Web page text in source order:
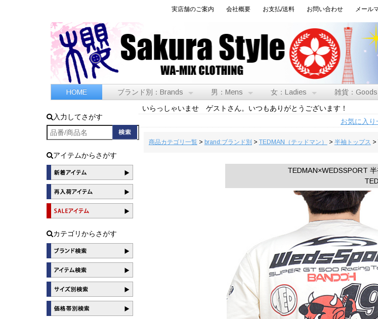
実店舗のご案内 会社概要 お支払/送料 お問い合わせ メール
HOME ブランド別：Brands 男：Mens 女：Ladies 雑貨：Goods
入力してさがす
アイテムからさがす
カテゴリからさがす
いらっしゃいませ ゲストさん。いつもありがとうございます！
お気に入り
商品カテゴリ一覧> brand:ブランド別 > TEDMAN（テッドマン） > 半袖トップス >
TEDMAN×WEDSSPORT